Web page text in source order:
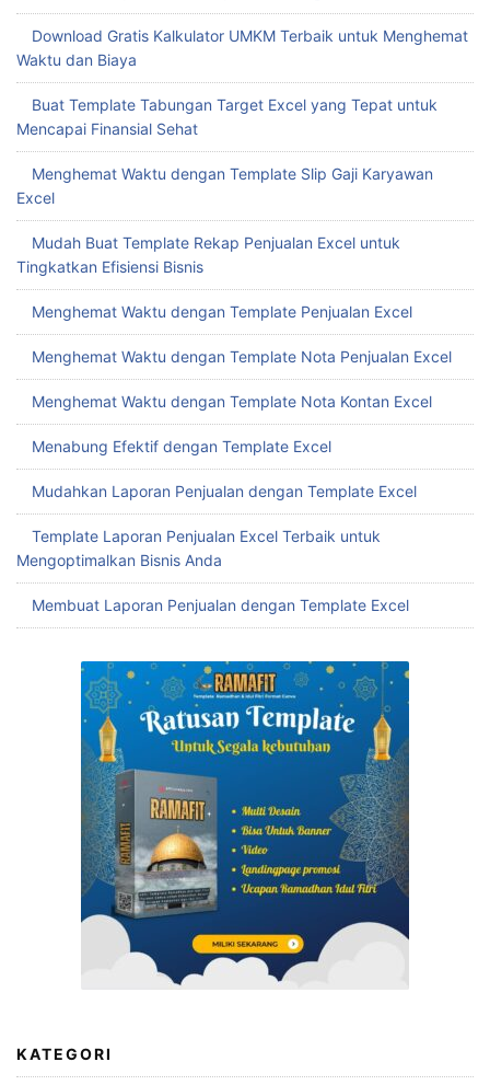
Mengoptimalkan Keuangan dengan Template Excel Laporan
Keuangan
Pilih Template Excel Laporan Keuangan Terbaik Dengan Free
Download Template Excel Laporan Keuangan
Download Gratis Kalkulator UMKM Terbaik untuk Menghemat
Waktu dan Biaya
Buat Template Tabungan Target Excel yang Tepat untuk
Mencapai Finansial Sehat
Menghemat Waktu dengan Template Slip Gaji Karyawan
Excel
Mudah Buat Template Rekap Penjualan Excel untuk
Tingkatkan Efisiensi Bisnis
Menghemat Waktu dengan Template Penjualan Excel
Menghemat Waktu dengan Template Nota Penjualan Excel
Menghemat Waktu dengan Template Nota Kontan Excel
Menabung Efektif dengan Template Excel
Mudahkan Laporan Penjualan dengan Template Excel
Template Laporan Penjualan Excel Terbaik untuk
Mengoptimalkan Bisnis Anda
Membuat Laporan Penjualan dengan Template Excel